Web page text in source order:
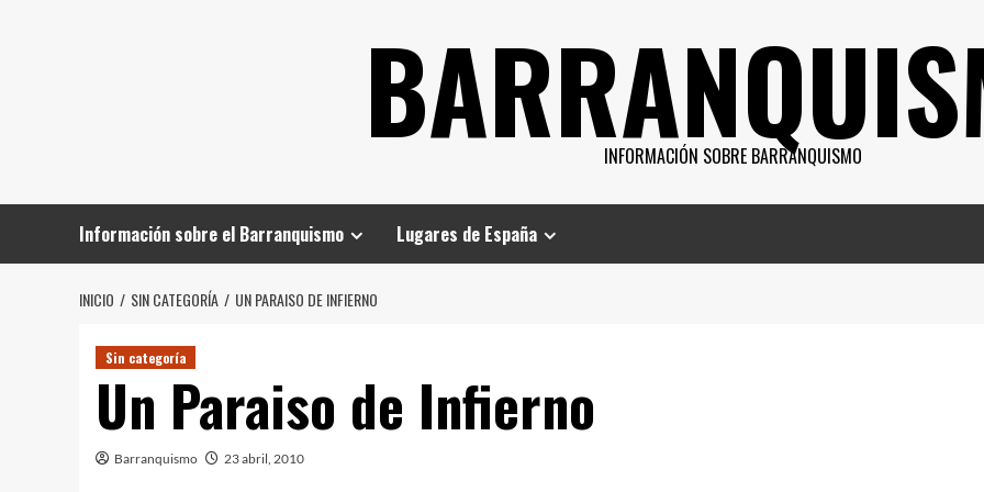
INFORMACIÓN SOBRE BARRANQUISMO
Información sobre el Barranquismo Lugares de España
INICIO SIN CATEGORÍA UN PARAISO DE INFIERNO
Sin categoría
Un Paraiso de Infierno
Barranquismo 23 abril, 2010